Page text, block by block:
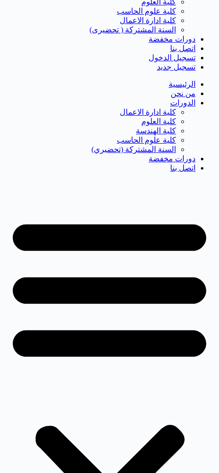
كلية العلوم
كلية علوم الحاسب
كلية ادارة الاعمال
السنة المشتركة ( تحضيرى)
دورات مخفضة
اتصل بنا
تسجيل الدخول
تسجيل جديد
الرئيسية
من نحن
الدورات
كلية ادارة الاعمال
كلية العلوم
كلية الهندسة
كلية علوم الحاسب
السنة المشتركة (تحضيري)
دورات مخفضة
اتصل بنا